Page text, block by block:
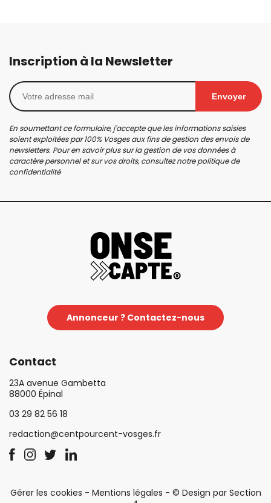
Inscription à la Newsletter
Envoyer
En soumettant ce formulaire, j'accepte que les informations saisies
soient exploitées par 100% Vosges aux fins de gestion des envois de
newsletters. Pour en savoir plus sur la gestion de vos données à
caractère personnel et sur vos droits, consultez notrepolitique de
confidentialité
Annonceur ? Contactez-nous
Contact
23A avenue Gambetta
88000 Épinal
03 29 82 56 18
redaction@centpourcent-vosges.fr
Gérer les cookies - Mentions légales - © Design par Section